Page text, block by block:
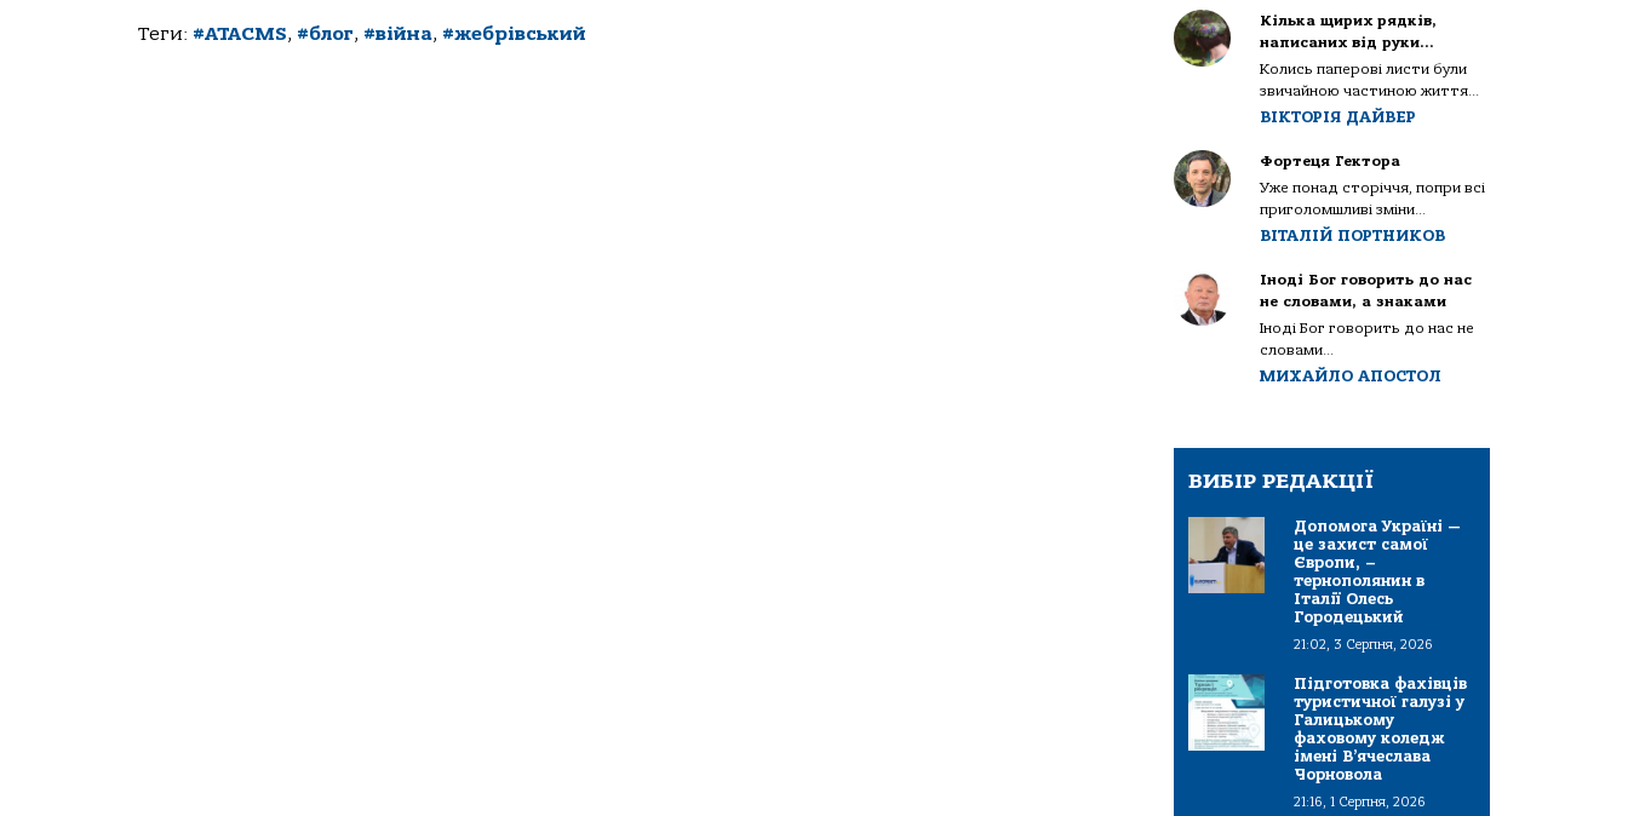
Теги: #ATACMS, #блог, #війна, #жебрівський
Кілька щирих рядків,
написаних від руки…
Колись паперові листи були
звичайною частиною життя...
ВІКТОРІЯ ДАЙВЕР
Фортеця Гектора
Уже понад сторіччя, попри всі
приголомшливі зміни...
ВІТАЛІЙ ПОРТНИКОВ
Іноді Бог говорить до нас
не словами, а знаками
Іноді Бог говорить до нас не
словами...
МИХАЙЛО АПОСТОЛ
ВИБІР РЕДАКЦІЇ
Допомога Україні —
це захист самої
Європи, –
тернополянин в
Італії Олесь
Городецький
21:02, 3 Серпня, 2026
Підготовка фахівців
туристичної галузі у
Галицькому
фаховому коледж
імені В’ячеслава
Чорновола
21:16, 1 Серпня, 2026